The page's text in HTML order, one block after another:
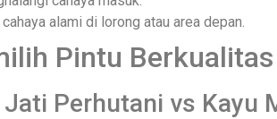
alami di lorong atau area depan.
Pintu
Perhutani vs Kayu